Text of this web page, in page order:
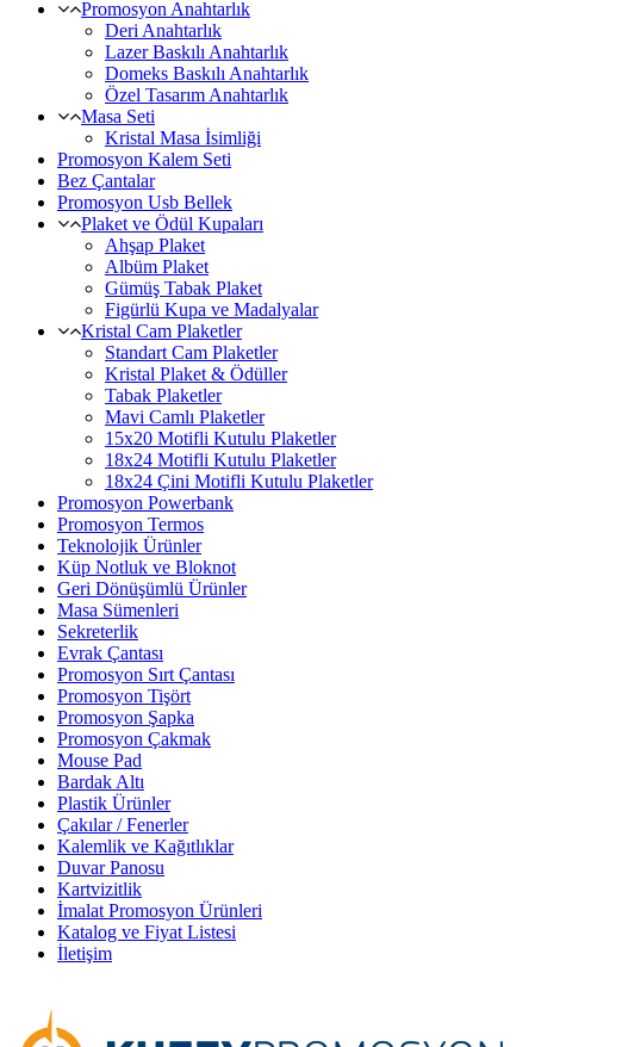
Promosyon Anahtarlık
Deri Anahtarlık
Lazer Baskılı Anahtarlık
Domeks Baskılı Anahtarlık
Özel Tasarım Anahtarlık
Masa Seti
Kristal Masa İsimliği
Promosyon Kalem Seti
Bez Çantalar
Promosyon Usb Bellek
Plaket ve Ödül Kupaları
Ahşap Plaket
Albüm Plaket
Gümüş Tabak Plaket
Figürlü Kupa ve Madalyalar
Kristal Cam Plaketler
Standart Cam Plaketler
Kristal Plaket & Ödüller
Tabak Plaketler
Mavi Camlı Plaketler
15x20 Motifli Kutulu Plaketler
18x24 Motifli Kutulu Plaketler
18x24 Çini Motifli Kutulu Plaketler
Promosyon Powerbank
Promosyon Termos
Teknolojik Ürünler
Küp Notluk ve Bloknot
Geri Dönüşümlü Ürünler
Masa Sümenleri
Sekreterlik
Evrak Çantası
Promosyon Sırt Çantası
Promosyon Tişört
Promosyon Şapka
Promosyon Çakmak
Mouse Pad
Bardak Altı
Plastik Ürünler
Çakılar / Fenerler
Kalemlik ve Kağıtlıklar
Duvar Panosu
Kartvizitlik
İmalat Promosyon Ürünleri
Katalog ve Fiyat Listesi
İletişim